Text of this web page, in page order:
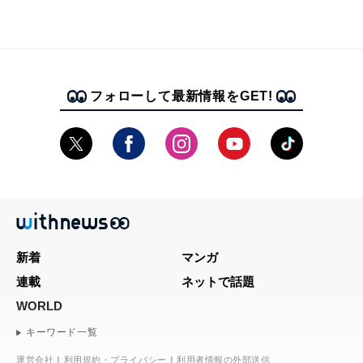
フォローして最新情報をGET!
新着
マンガ
連載
ネットで話題
WORLD
キーワード一覧
運営会社 利用規約・プライバシー 利用者情報の外部送信